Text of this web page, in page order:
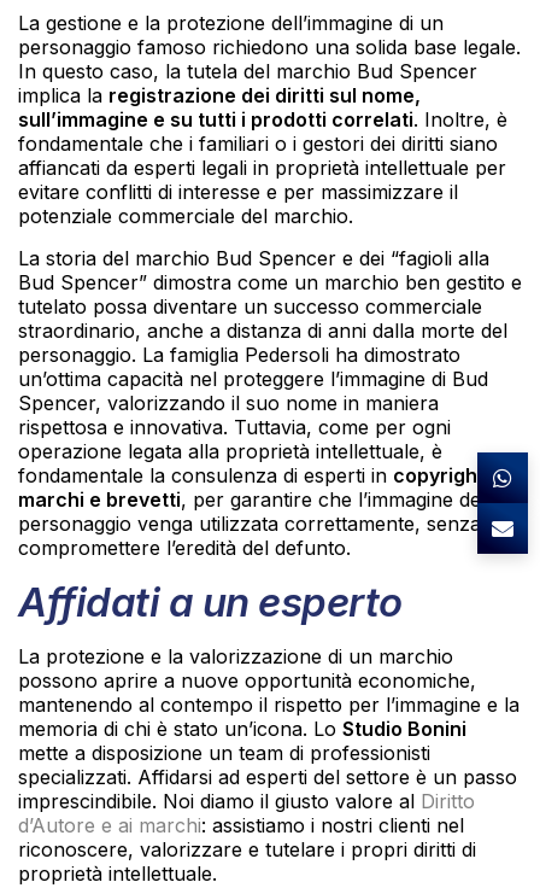
La gestione e la protezione dell’immagine di un
personaggio famoso richiedono una solida base legale.
In questo caso, la tutela del marchio Bud Spencer
implica la registrazione dei diritti sul nome,
sull’immagine e su tutti i prodotti correlati. Inoltre, è
fondamentale che i familiari o i gestori dei diritti siano
affiancati da esperti legali in proprietà intellettuale per
evitare conflitti di interesse e per massimizzare il
potenziale commerciale del marchio.
La storia del marchio Bud Spencer e dei “fagioli alla
Bud Spencer” dimostra come un marchio ben gestito e
tutelato possa diventare un successo commerciale
straordinario, anche a distanza di anni dalla morte del
personaggio. La famiglia Pedersoli ha dimostrato
un’ottima capacità nel proteggere l’immagine di Bud
Spencer, valorizzando il suo nome in maniera
rispettosa e innovativa. Tuttavia, come per ogni
operazione legata alla proprietà intellettuale, è
fondamentale la consulenza di esperti in copyright,
marchi e brevetti, per garantire che l’immagine del
personaggio venga utilizzata correttamente, senza
compromettere l’eredità del defunto.
Affidati a un esperto
La protezione e la valorizzazione di un marchio
possono aprire a nuove opportunità economiche,
mantenendo al contempo il rispetto per l’immagine e la
memoria di chi è stato un’icona. Lo Studio Bonini
mette a disposizione un team di professionisti
specializzati. Affidarsi ad esperti del settore è un passo
imprescindibile. Noi diamo il giusto valore al Diritto
d’Autore e ai marchi: assistiamo i nostri clienti nel
riconoscere, valorizzare e tutelare i propri diritti di
proprietà intellettuale.